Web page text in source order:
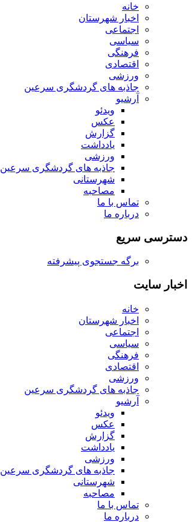
خانه
اخبار شهرستان
اجتماعی
سیاسی
فرهنگی
اقتصادی
ورزشی
جاذبه های گردشگری سرعین
آرشیو
ویدئو
عکس
گزارش
یادداشت
ورزشی
جاذبه های گردشگری سرعین
شهرستانی
مصاحبه
تماس با ما
درباره ما
دسترسی سریع
برگه جستجوی پیشرفته
اخبار سایت
خانه
اخبار شهرستان
اجتماعی
سیاسی
فرهنگی
اقتصادی
ورزشی
جاذبه های گردشگری سرعین
آرشیو
ویدئو
عکس
گزارش
یادداشت
ورزشی
جاذبه های گردشگری سرعین
شهرستانی
مصاحبه
تماس با ما
درباره ما